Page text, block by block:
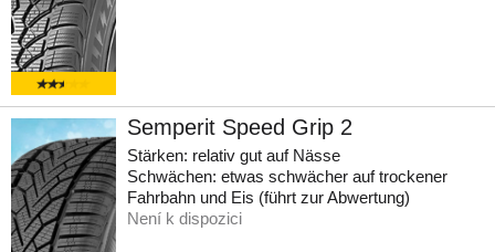
Semperit Speed Grip 2
Stärken: relativ gut auf Nässe
Schwächen: etwas schwächer auf trockener
Fahrbahn und Eis (führt zur Abwertung)
Není k dispozici